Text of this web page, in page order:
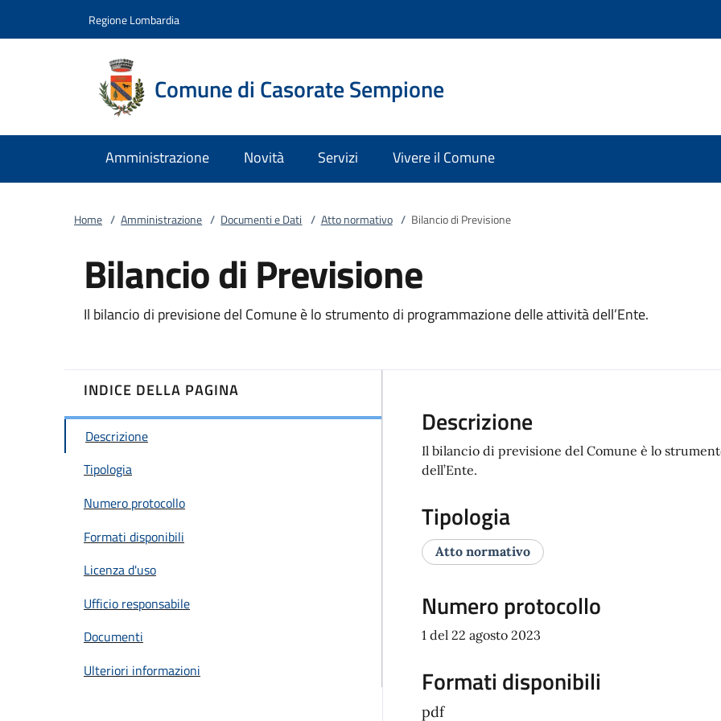
Regione Lombardia
Comune di Casorate Sempione
Amministrazione Novità Servizi Vivere il Comune
Home / Amministrazione / Documenti e Dati / Atto normativo / Bilancio di Previsione
Bilancio di Previsione
Il bilancio di previsione del Comune è lo strumento di programmazione delle attività dell’Ente.
INDICE DELLA PAGINA
Descrizione
Tipologia
Numero protocollo
Formati disponibili
Licenza d'uso
Ufficio responsabile
Documenti
Ulteriori informazioni
Descrizione
Il bilancio di previsione del Comune è lo
dell’Ente.
Tipologia
Atto normativo
Numero protocollo
1 del 22 agosto 2023
Formati disponibili
pdf